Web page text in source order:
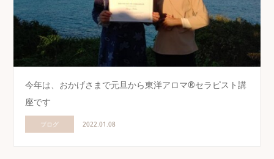
今年は、おかげさまで元旦から東洋アロマ®セラピスト講
座です
ブログ 2022.01.08